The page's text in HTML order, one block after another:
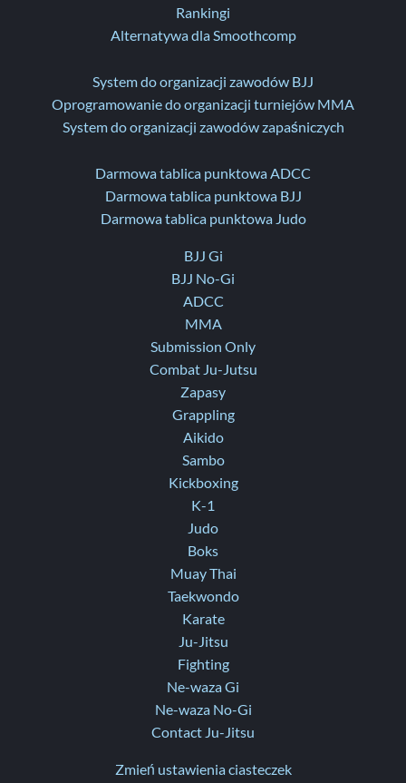
Rankingi
Alternatywa dla Smoothcomp
System do organizacji zawodów BJJ
Oprogramowanie do organizacji turniejów MMA
System do organizacji zawodów zapaśniczych
Darmowa tablica punktowa ADCC
Darmowa tablica punktowa BJJ
Darmowa tablica punktowa Judo
BJJ Gi
BJJ No-Gi
ADCC
MMA
Submission Only
Combat Ju-Jutsu
Zapasy
Grappling
Aikido
Sambo
Kickboxing
K-1
Judo
Boks
Muay Thai
Taekwondo
Karate
Ju-Jitsu
Fighting
Ne-waza Gi
Ne-waza No-Gi
Contact Ju-Jitsu
Zmień ustawienia ciasteczek